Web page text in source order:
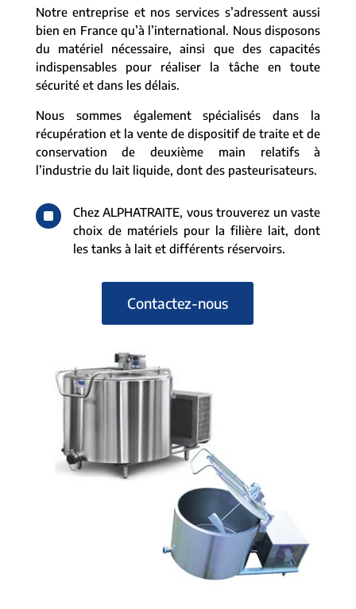
Notre entreprise et nos services s’adressent aussi
bien en France qu’à l’international. Nous disposons
du matériel nécessaire, ainsi que des capacités
indispensables pour réaliser la tâche en toute
sécurité et dans les délais.
Nous sommes également spécialisés dans la
récupération et la vente de dispositif de traite et de
conservation de deuxième main relatifs à
l’industrie du lait liquide, dont des pasteurisateurs.
^
Chez ALPHATRAITE, vous trouverez un vaste
choix de matériels pour la filière lait, dont
les tanks à lait et différents réservoirs.
Contactez-nous